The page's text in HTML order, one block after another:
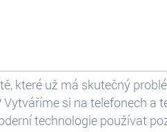
které už má skutečný
si na telefonech a
technologie používat